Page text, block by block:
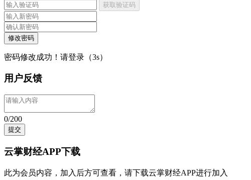
获取验证码
修改密码
密码修改成功！请登录（3s）
用户反馈
0/200
提交
云掌财经APP下载
此为会员内容，加入后方可查看，请下载云掌财经APP进行加入